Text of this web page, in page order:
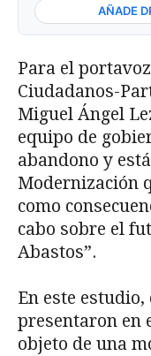
AÑADE
Para el
Ciudadanos-
Miguel Ángel
equipo de
abandono y
Modernización
como
cabo sobre el
Abastos”.
En este
presentaron en
objeto de una